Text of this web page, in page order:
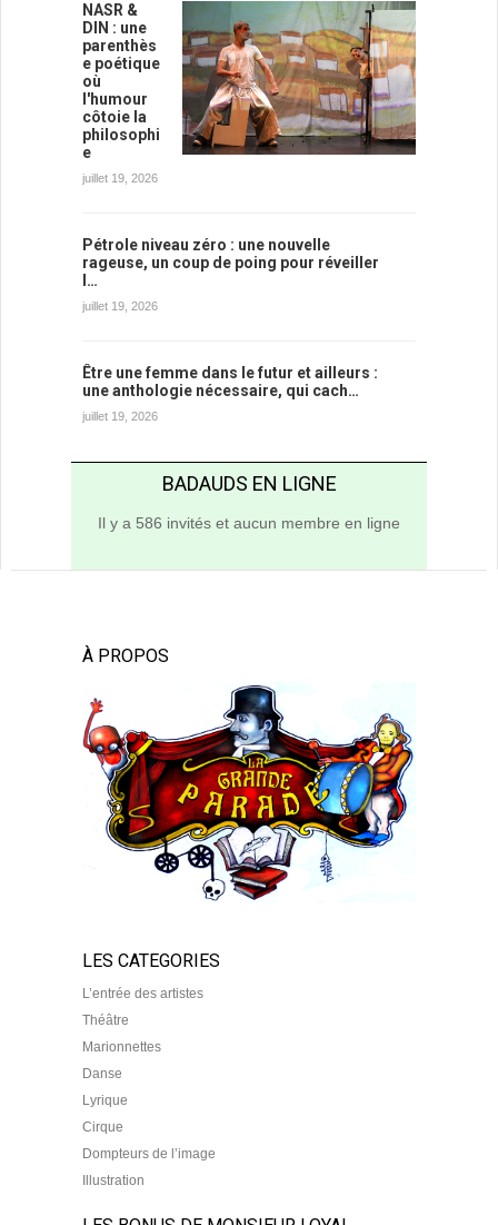
NASR &
DIN : une
parenthès
e poétique
où
l'humour
côtoie la
philosophi
e
juillet 19, 2026
Pétrole niveau zéro : une nouvelle
rageuse, un coup de poing pour réveiller
l…
juillet 19, 2026
Être une femme dans le futur et ailleurs :
une anthologie nécessaire, qui cach…
juillet 19, 2026
BADAUDS EN LIGNE
Il y a 586 invités et aucun membre en ligne
À PROPOS
LES CATEGORIES
L’entrée des artistes
Théâtre
Marionnettes
Danse
Lyrique
Cirque
Dompteurs de l’image
Illustration